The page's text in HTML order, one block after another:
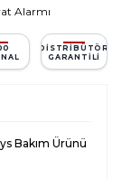
Alarmı
DISTRIBÜTÖR
GARANTILI
Bakım Ürünü